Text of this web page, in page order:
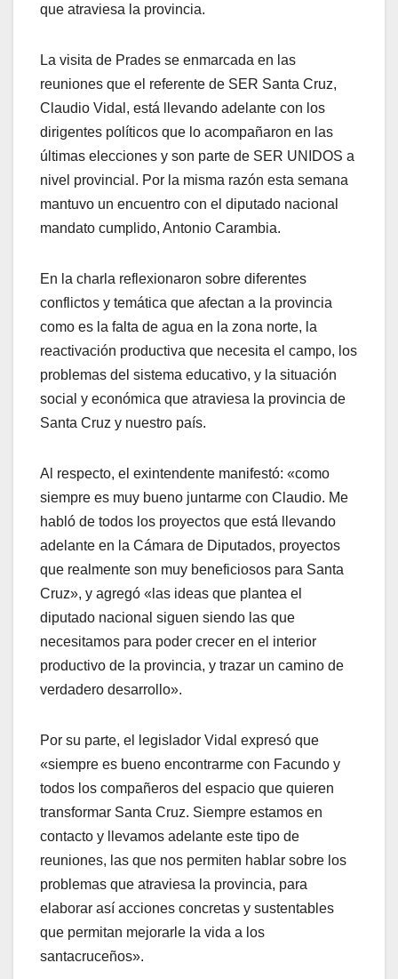
que atraviesa la provincia.
La visita de Prades se enmarcada en las
reuniones que el referente de SER Santa Cruz,
Claudio Vidal, está llevando adelante con los
dirigentes políticos que lo acompañaron en las
últimas elecciones y son parte de SER UNIDOS a
nivel provincial. Por la misma razón esta semana
mantuvo un encuentro con el diputado nacional
mandato cumplido, Antonio Carambia.
En la charla reflexionaron sobre diferentes
conflictos y temática que afectan a la provincia
como es la falta de agua en la zona norte, la
reactivación productiva que necesita el campo, los
problemas del sistema educativo, y la situación
social y económica que atraviesa la provincia de
Santa Cruz y nuestro país.
Al respecto, el exintendente manifestó: «como
siempre es muy bueno juntarme con Claudio. Me
habló de todos los proyectos que está llevando
adelante en la Cámara de Diputados, proyectos
que realmente son muy beneficiosos para Santa
Cruz», y agregó «las ideas que plantea el
diputado nacional siguen siendo las que
necesitamos para poder crecer en el interior
productivo de la provincia, y trazar un camino de
verdadero desarrollo».
Por su parte, el legislador Vidal expresó que
«siempre es bueno encontrarme con Facundo y
todos los compañeros del espacio que quieren
transformar Santa Cruz. Siempre estamos en
contacto y llevamos adelante este tipo de
reuniones, las que nos permiten hablar sobre los
problemas que atraviesa la provincia, para
elaborar así acciones concretas y sustentables
que permitan mejorarle la vida a los
santacruceños».